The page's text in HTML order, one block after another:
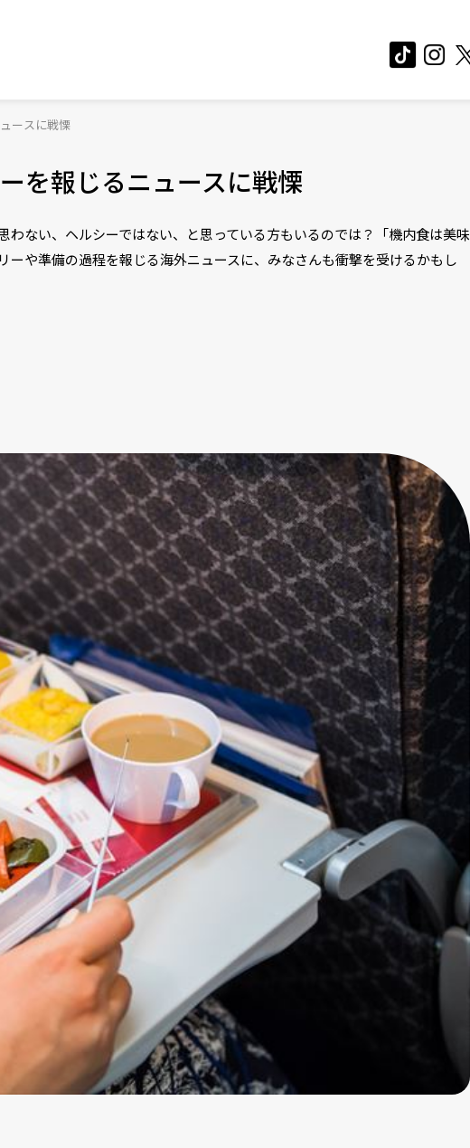
ースに戦慄
を報じるニュースに戦慄
ない、ヘルシーではない、と思っている方もいるのでは？「機内食は美味
や準備の過程を報じる海外ニュースに、みなさんも衝撃を受けるかもし